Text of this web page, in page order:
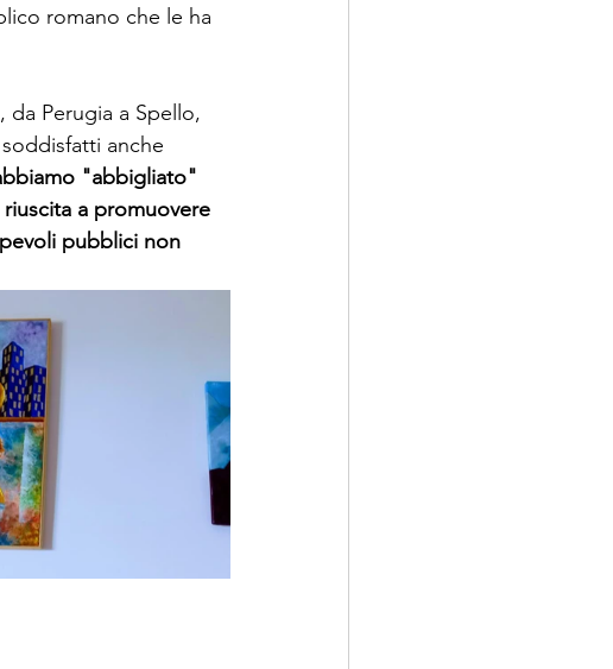
romano che le ha
Perugia a Spello,
anche
"abbigliato"
riuscita a promuovere
pubblici non